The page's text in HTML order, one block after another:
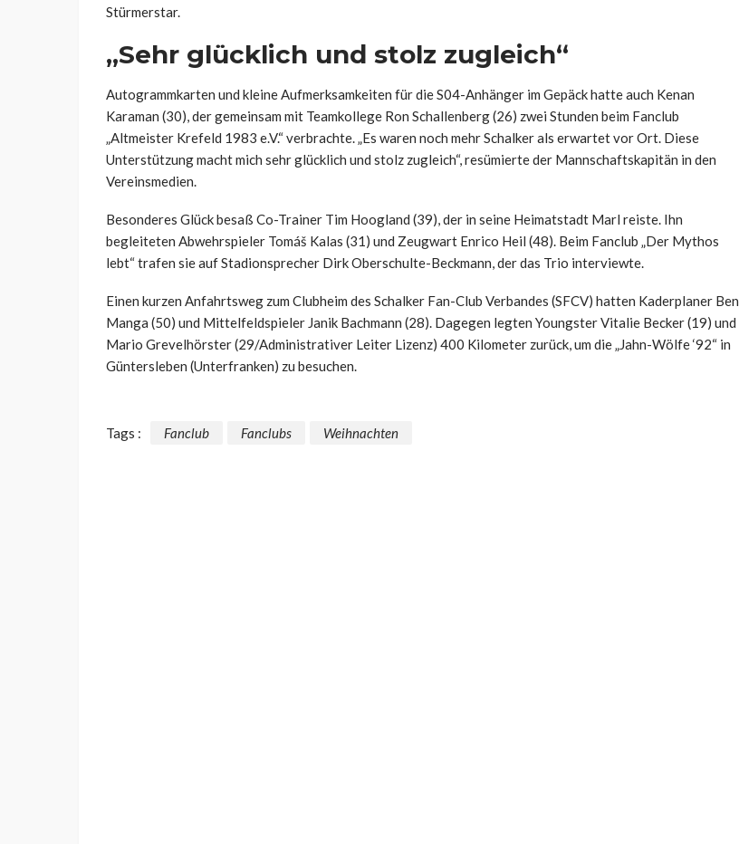
Stürmerstar.
„Sehr glücklich und stolz zugleich“
Autogrammkarten und kleine Aufmerksamkeiten für die S04-Anhänger im Gepäck hatte auch Kenan
Karaman (30), der gemeinsam mit Teamkollege Ron Schallenberg (26) zwei Stunden beim Fanclub
„Altmeister Krefeld 1983 e.V.“ verbrachte. „Es waren noch mehr Schalker als erwartet vor Ort. Diese
Unterstützung macht mich sehr glücklich und stolz zugleich“, resümierte der Mannschaftskapitän in den
Vereinsmedien.
Besonderes Glück besaß Co-Trainer Tim Hoogland (39), der in seine Heimatstadt Marl reiste. Ihn
begleiteten Abwehrspieler Tomáš Kalas (31) und Zeugwart Enrico Heil (48). Beim Fanclub „Der Mythos
lebt“ trafen sie auf Stadionsprecher Dirk Oberschulte-Beckmann, der das Trio interviewte.
Einen kurzen Anfahrtsweg zum Clubheim des Schalker Fan-Club Verbandes (SFCV) hatten Kaderplaner Ben
Manga (50) und Mittelfeldspieler Janik Bachmann (28). Dagegen legten Youngster Vitalie Becker (19) und
Mario Grevelhörster (29/Administrativer Leiter Lizenz) 400 Kilometer zurück, um die „Jahn-Wölfe ‘92“ in
Güntersleben (Unterfranken) zu besuchen.
Tags : Fanclub Fanclubs Weihnachten